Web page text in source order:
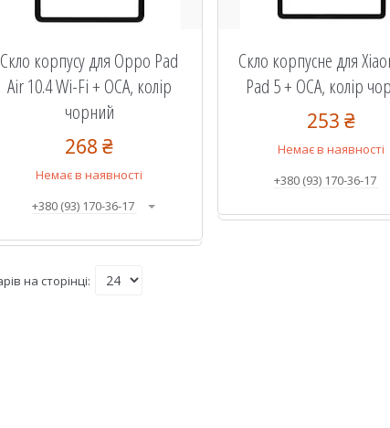
Скло корпусу для Oppo Pad
Air 10.4 Wi-Fi + OCA, колір
чорний
268 ₴
Немає в наявності
+380 (93) 170-36-17
Скло корпусне для
Pad 5 + OCA, колір
253 ₴
Немає в наявності
+380 (93) 170-36-17